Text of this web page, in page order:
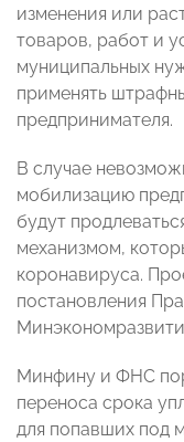
изменения или
товаров, работ и
муниципальных
применять
предпринимателя.
В случае
мобилизацию
будут
механизмом,
коронавируса.
постановления
Минфину и ФНС
переноса срока
для попавших под